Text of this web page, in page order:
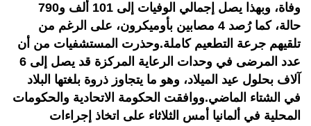
وفاة، وبهذا يصل إجمالي الوفيات إلى 101 ألف و790
حالة، كما رُصد 4 مصابين بأوميكرون، على الرغم من
تلقيهم جرعة التطعيم كاملة.وحذرت المستشفيات من أن
عدد المرضى في وحدات الرعاية المركزة قد يصل إلى 6
آلاف بحلول عيد الميلاد، وهو ما يتجاوز ذروة بلغتها البلاد
في الشتاء الماضي.ووافقت الحكومة الاتحادية والحكومات
المحلية في ألمانيا أمس الثلاثاء على اتخاذ إجراءات